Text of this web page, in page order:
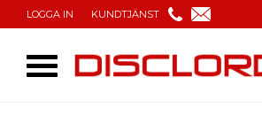
LOGGA IN KUNDTJÄNST